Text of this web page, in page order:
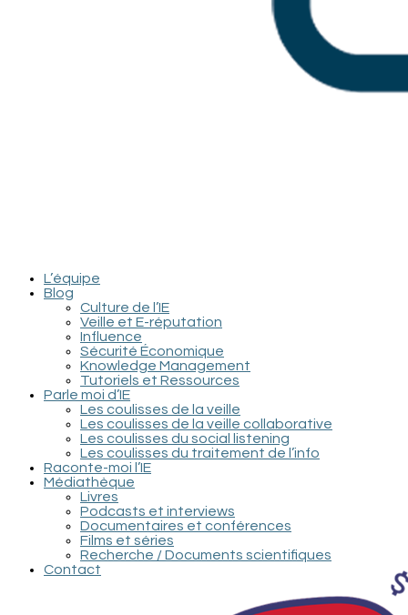
L’équipe
Blog
Culture de l’IE
Veille et E-réputation
Influence
Sécurité Économique
Knowledge Management
Tutoriels et Ressources
Parle moi d’IE
Les coulisses de la veille
Les coulisses de la veille collaborative
Les coulisses du social listening
Les coulisses du traitement de l’info
Raconte-moi l’IE
Médiathèque
Livres
Podcasts et interviews
Documentaires et conférences
Films et séries
Recherche / Documents scientifiques
Contact